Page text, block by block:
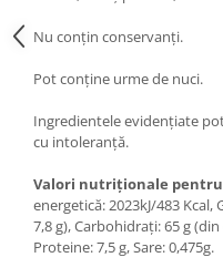
Nu conțin conservanți.
Pot conține urme de nuci.
Ingredientele evidențiate
cu intoleranță.
Valori nutriționale pentru
energetică: 2023kJ/483 Kcal,
7,8 g), Carbohidrați: 65 g
Proteine: 7,5 g, Sare: 0,475g.